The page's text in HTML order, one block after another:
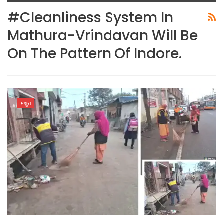
#Cleanliness System In
Mathura-Vrindavan Will Be
On The Pattern Of Indore.
मथुरा